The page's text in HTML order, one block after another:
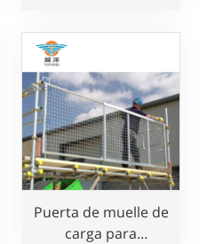
construcción
Puerta de muelle de
carga para